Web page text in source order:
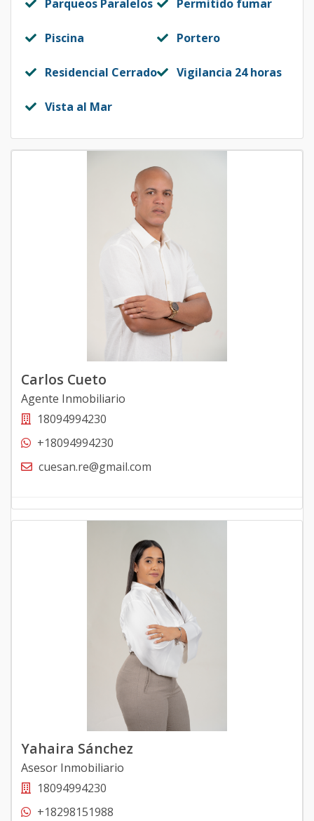
Parqueos Paralelos Permitido fumar
Piscina Portero
Residencial Cerrado Vigilancia 24 horas
Vista al Mar
Carlos Cueto
Agente Inmobiliario
18094994230
+18094994230
cuesan.re@gmail.com
Yahaira Sánchez
Asesor Inmobiliario
18094994230
+18298151988